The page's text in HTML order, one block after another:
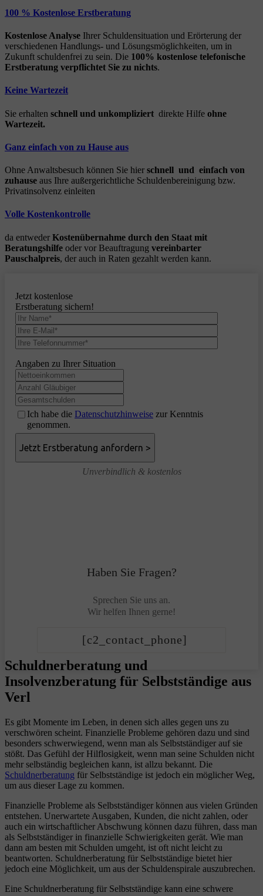
100 % Kostenlose Erstberatung
Kostenlose Analyse Ihrer Schuldensituation und Erörterung der
verschiedenen Handlungs- und Lösungsmöglichkeiten, um in
Zukunft schuldenfrei zu sein. Die 100% kostenlose telefonische
Erstberatung verpflichtet Sie zu nichts.
Keine Wartezeit
Sie erhalten schnell und unkompliziert direkte Hilfe ohne
Wartezeit.
Ganz einfach von zu Hause aus
Ohne Anwaltsbesuch können Sie hier schnell und einfach von
zuhause aus Ihre außergerichtliche Schuldenbereinigung bzw.
Privatinsolvenz einleiten
Volle Kostenkontrolle
da entweder Kostenübernahme durch den Staat mit
Beratungshilfe oder vor Beauftragung vereinbarter
Pauschalpreis, der auch in Raten gezahlt werden kann.
Jetzt kostenlose
Erstberatung sichern!
Angaben zu Ihrer Situation
Ich habe die Datenschutzhinweise zur Kenntnis
genommen.
Unverbindlich & kostenlos
Haben Sie Fragen?
Sprechen Sie uns an.
Wir helfen Ihnen gerne!
[c2_contact_phone]
Schuldnerberatung und
Insolvenzberatung für Selbstständige aus
Verl
Es gibt Momente im Leben, in denen sich alles gegen uns zu
verschwören scheint. Finanzielle Probleme gehören dazu und sind
besonders schwerwiegend, wenn man als Selbstständiger auf sie
stößt. Das Gefühl der Hilflosigkeit, wenn man seine Schulden nicht
mehr selbständig begleichen kann, ist allzu bekannt. Die
Schuldnerberatung für Selbstständige ist jedoch ein möglicher Weg,
um aus dieser Lage zu kommen.
Finanzielle Probleme als Selbstständiger können aus vielen Gründen
entstehen. Unerwartete Ausgaben, Kunden, die nicht zahlen, oder
auch ein wirtschaftlicher Abschwung können dazu führen, dass man
als Selbstständiger in finanzielle Schwierigkeiten gerät. Wie man
dann am besten mit Schulden umgeht, ist oft nicht leicht zu
beantworten. Schuldnerberatung für Selbstständige bietet hier
jedoch eine Möglichkeit, um aus der Schuldenspirale auszubrechen.
Eine Schuldnerberatung für Selbstständige kann eine schwere